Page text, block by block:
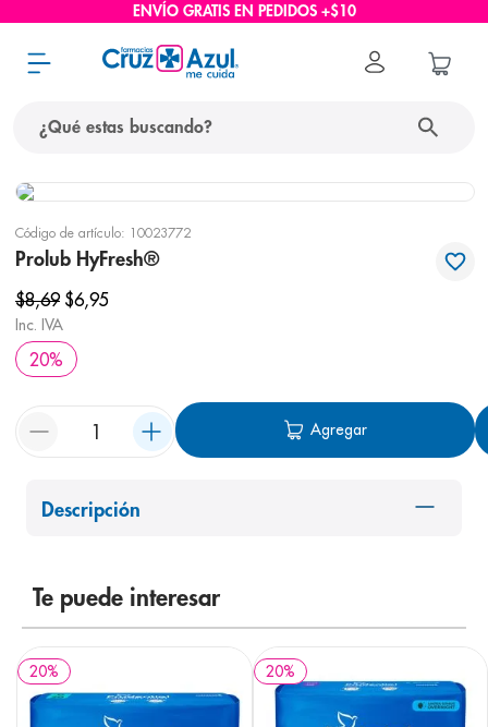
ENVÍO GRATIS EN PEDIDOS +$10
Código de artículo: 10023772
Prolub HyFresh®
$8,69 $6,95
Inc. IVA
20%
Agregar
Descripción
Te puede interesar
20% 20%
términos más buscados
. protector solar
3.
4. cerave
bioderma
8. pediasure
prueba embarazo